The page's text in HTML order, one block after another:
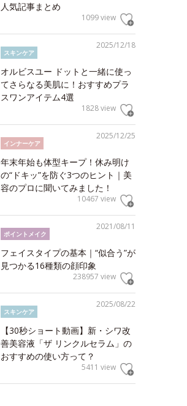
人気記事まとめ
1099 view
2025/12/18
スキンケア
オルビスユー ドットと一緒に使っ
てさらなる美肌に！おすすめプラ
スワンアイテム4選
1828 view
2025/12/25
インナーケア
年末年始も体型キープ！休み明け
の“ドキッ”を防ぐ3つのヒント｜美
容のプロに聞いてみました！
10467 view
2021/08/11
ポイントメイク
フェイスタイプの基本｜“似合う”が
見つかる16種類の顔印象
238957 view
2025/08/22
スキンケア
【30秒ショート動画】新・シワ改
善美容液「ザ リンクルセラム」の
おすすめの使い方って？
5411 view